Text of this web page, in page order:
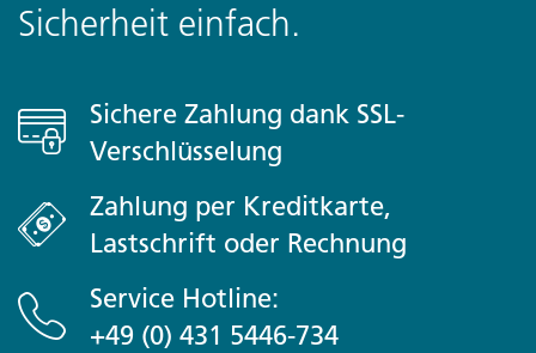
Sicherheit einfach.
Sichere Zahlung dank SSL-
Verschlüsselung
Zahlung per Kreditkarte,
Lastschrift oder Rechnung
Service Hotline:
+49 (0) 431 5446-734